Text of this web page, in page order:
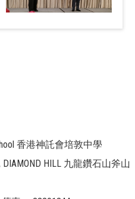
香港神託會培敦中學
DIAMOND HILL 九龍鑽石山斧山